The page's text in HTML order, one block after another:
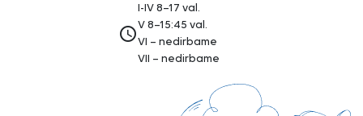
access_time
I-IV 8–17 val.
V 8–15:45 val.
VI – nedirbame
VII – nedirbame